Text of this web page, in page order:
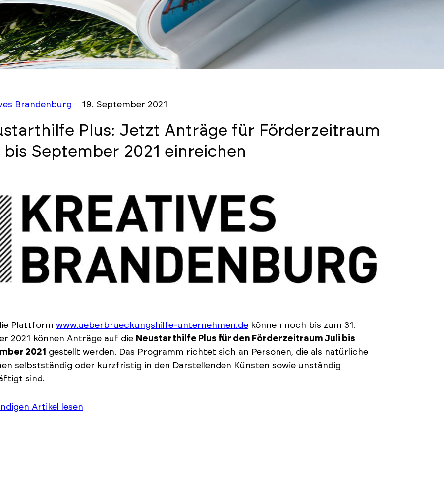
Brandenburg 19. September 2021
Plus: Jetzt Anträge für Förderzeitraum
September 2021 einreichen
Plattform www.ueberbrueckungshilfe-unternehmen.de können noch bis zum 31.
2021 können Anträge auf die Neustarthilfe Plus für den Förderzeitraum Juli bis
2021 gestellt werden. Das Programm richtet sich an Personen, die als natürliche
selbstständig oder kurzfristig in den Darstellenden Künsten sowie unständig
sind.
Artikel lesen